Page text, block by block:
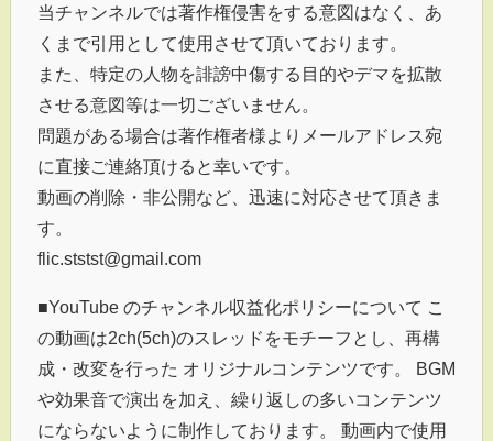
当チャンネルでは著作権侵害をする意図はなく、あ
くまで引用として使用させて頂いております。
また、特定の人物を誹謗中傷する目的やデマを拡散
させる意図等は一切ございません。
問題がある場合は著作権者様よりメールアドレス宛
に直接ご連絡頂けると幸いです。
動画の削除・非公開など、迅速に対応させて頂きま
す。
flic.ststst@gmail.com
■YouTube のチャンネル収益化ポリシーについて こ
の動画は2ch(5ch)のスレッドをモチーフとし、再構
成・改変を行った オリジナルコンテンツです。 BGM
や効果音で演出を加え、繰り返しの多いコンテンツ
にならないように制作しております。 動画内で使用